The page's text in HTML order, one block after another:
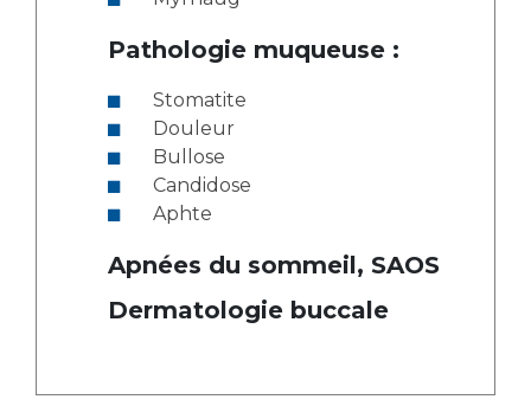
Pathologie muqueuse :
Stomatite
Douleur
Bullose
Candidose
Aphte
Apnées du sommeil, SAOS
Dermatologie buccale